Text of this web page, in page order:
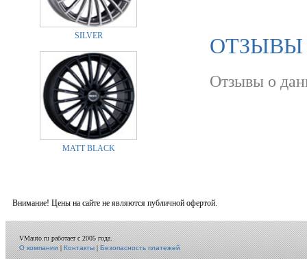
SILVER
MATT BLACK
ОТЗЫВЫ
Отзывы о
Внимание! Цены на сайте не являются публичной офертой.
VMauto.ru работает с 2005 года.
О компании|Контакты|Безопасность платежей